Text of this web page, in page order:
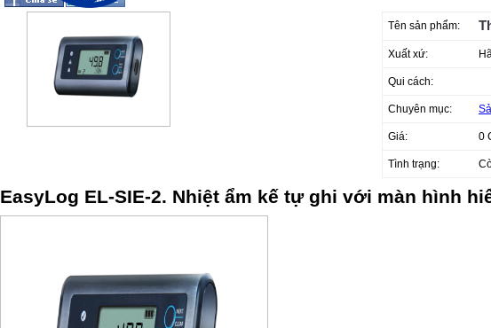
Tên sản phẩm:
Xuất xứ:
Qui cách:
Chuyên mục:
Giá: 0
Tình trạng:
EasyLog EL-SIE-2. Nhiệt ẩm kế tự ghi với màn hình